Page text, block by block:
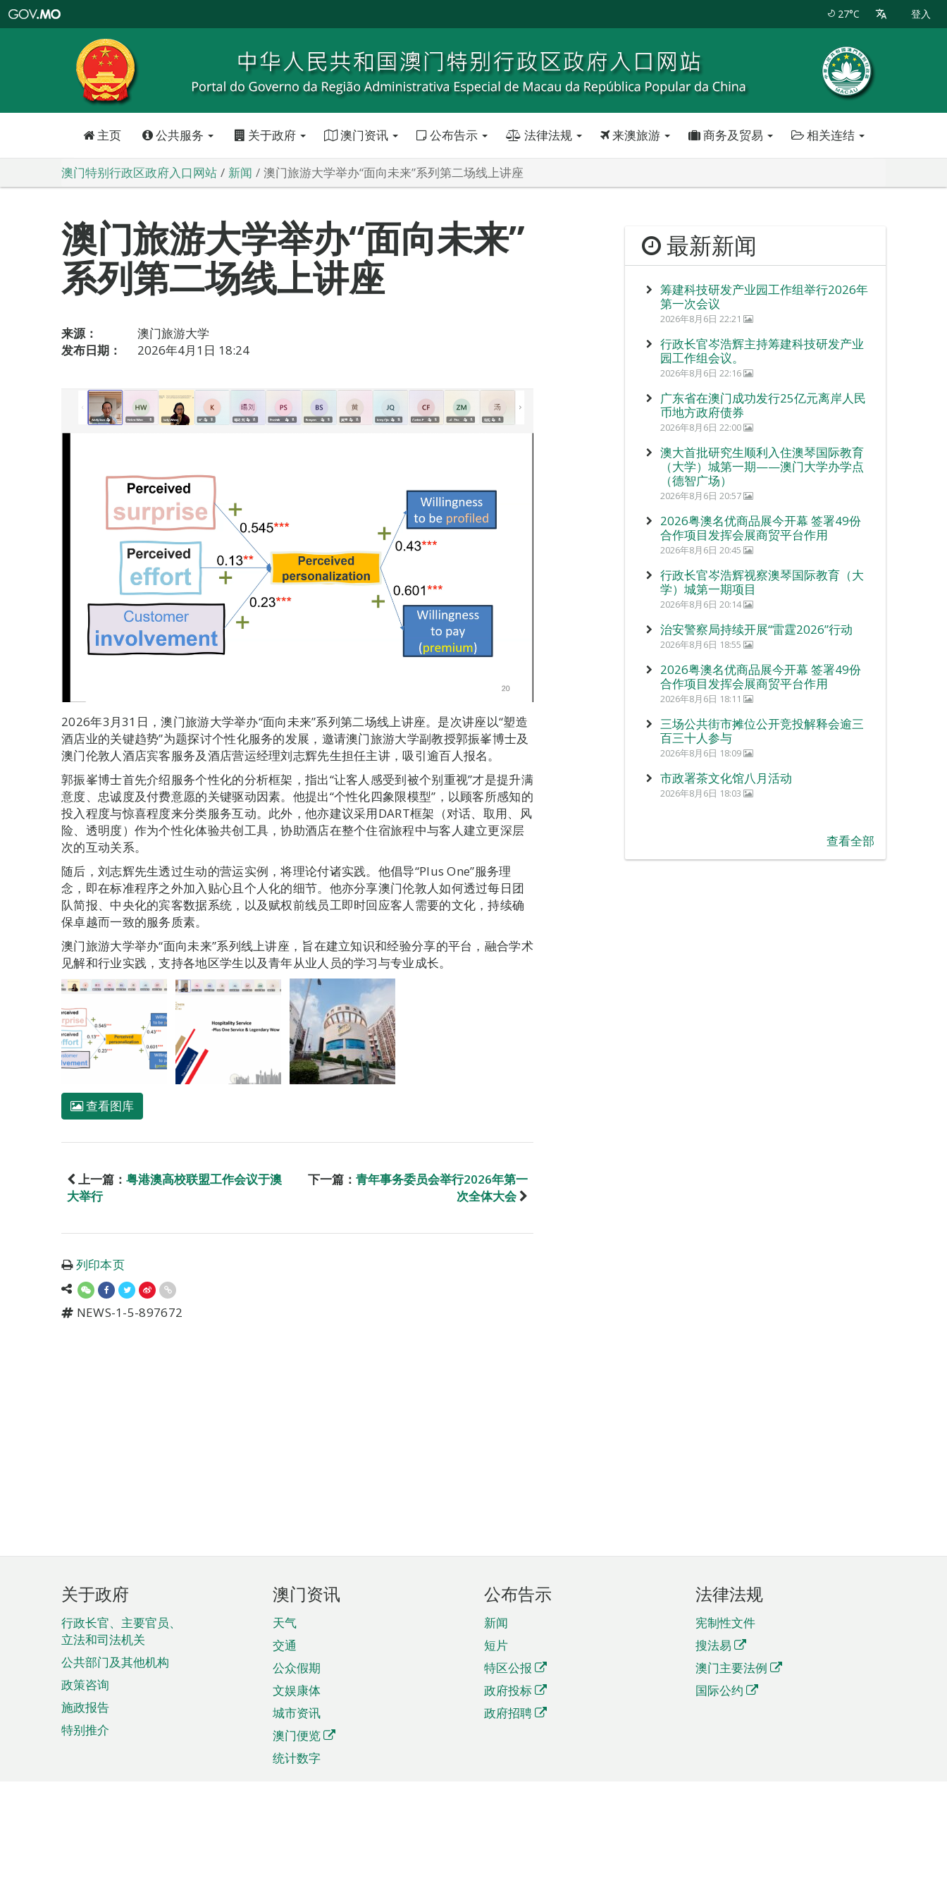
特
政
区
政
口
27°C 登入
主页 公共服务 关于政府 澳门资讯 公布告示 法律法规 来澳旅游 商务及贸易 相关连结
澳门特别行政区政府入口网站 新闻 澳门旅游大学举办“面向未来”系列第二场线上讲座
澳门旅游大学举办“面向未来”
系列第二场线上讲座
来源：
澳门旅游大学
发布日期：
2026年4月1日 18:24
2026年3月31日，澳门旅游大学举办“面向未来”系列第二场线上讲座。是次讲座以“塑造
酒店业的关键趋势”为题探讨个性化服务的发展，邀请澳门旅游大学副教授郭振峯博士及
澳门伦敦人酒店宾客服务及酒店营运经理刘志辉先生担任主讲，吸引逾百人报名。
郭振峯博士首先介绍服务个性化的分析框架，指出“让客人感受到被个别重视”才是提升满
意度、忠诚度及付费意愿的关键驱动因素。他提出“个性化四象限模型”，以顾客所感知的
投入程度与惊喜程度来分类服务互动。此外，他亦建议采用DART框架（对话、取用、风
险、透明度）作为个性化体验共创工具，协助酒店在整个住宿旅程中与客人建立更深层
次的互动关系。
随后，刘志辉先生透过生动的营运实例，将理论付诸实践。他倡导“Plus One”服务理
念，即在标准程序之外加入贴心且个人化的细节。他亦分享澳门伦敦人如何透过每日团
队简报、中央化的宾客数据系统，以及赋权前线员工即时回应客人需要的文化，持续确
保卓越而一致的服务质素。
澳门旅游大学举办“面向未来”系列线上讲座，旨在建立知识和经验分享的平台，融合学术
见解和行业实践，支持各地区学生以及青年从业人员的学习与专业成长。
查看图库
上一篇： 粤港澳高校联盟工作会议于澳
大举行
下一篇： 青年事务委员会举行2026年第一
次全体大会
列印本页
NEWS-1-5-897672
最新新闻
筹建科技研发产业园工作组举行2026年
第一次会议
2026年8月6日 22:21
行政长官岑浩辉主持筹建科技研发产业
园工作组会议。
2026年8月6日 22:16
广东省在澳门成功发行25亿元离岸人民
币地方政府债券
2026年8月6日 22:00
澳大首批研究生顺利入住澳琴国际教育
（大学）城第一期——澳门大学办学点
（德智广场）
2026年8月6日 20:57
2026粤澳名优商品展今开幕 签署49份
合作项目发挥会展商贸平台作用
2026年8月6日 20:45
行政长官岑浩辉视察澳琴国际教育（大
学）城第一期项目
2026年8月6日 20:14
治安警察局持续开展“雷霆2026”行动
2026年8月6日 18:55
2026粤澳名优商品展今开幕 签署49份
合作项目发挥会展商贸平台作用
2026年8月6日 18:11
三场公共街市摊位公开竞投解释会逾三
百三十人参与
2026年8月6日 18:09
市政署茶文化馆八月活动
2026年8月6日 18:03
查看全部
页
脚
菜
单
关于政府
行政长官、主要官员、
立法和司法机关
公共部门及其他机构
政策咨询
施政报告
特别推介
澳门资讯
天气
交通
公众假期
文娱康体
城市资讯
澳门便览
统计数字
公布告示
新闻
短片
特区公报
政府投标
政府招聘
法律法规
宪制性文件
搜法易
澳门主要法例
国际公约